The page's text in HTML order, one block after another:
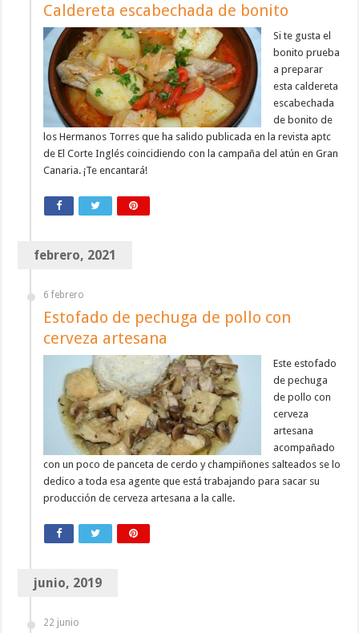
Caldereta escabechada de bonito
Si te gusta el
bonito prueba
a preparar
esta caldereta
escabechada
de bonito de
los Hermanos Torres que ha salido publicada en la revista aptc
de El Corte Inglés coincidiendo con la campaña del atún en Gran
Canaria. ¡Te encantará!
febrero, 2021
6 febrero
Estofado de pechuga de pollo con
cerveza artesana
Este estofado
de pechuga
de pollo con
cerveza
artesana
acompañado
con un poco de panceta de cerdo y champiñones salteados se lo
dedico a toda esa agente que está trabajando para sacar su
producción de cerveza artesana a la calle.
junio, 2019
22 junio